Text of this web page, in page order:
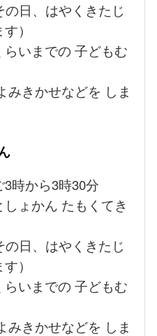
の日、はやくきたじ
）
らいまでの 子どもむ
みきかせなどを しま
時から3時30分
しょかん たもくてき
の日、はやくきたじ
）
らいまでの 子どもむ
みきかせなどを しま